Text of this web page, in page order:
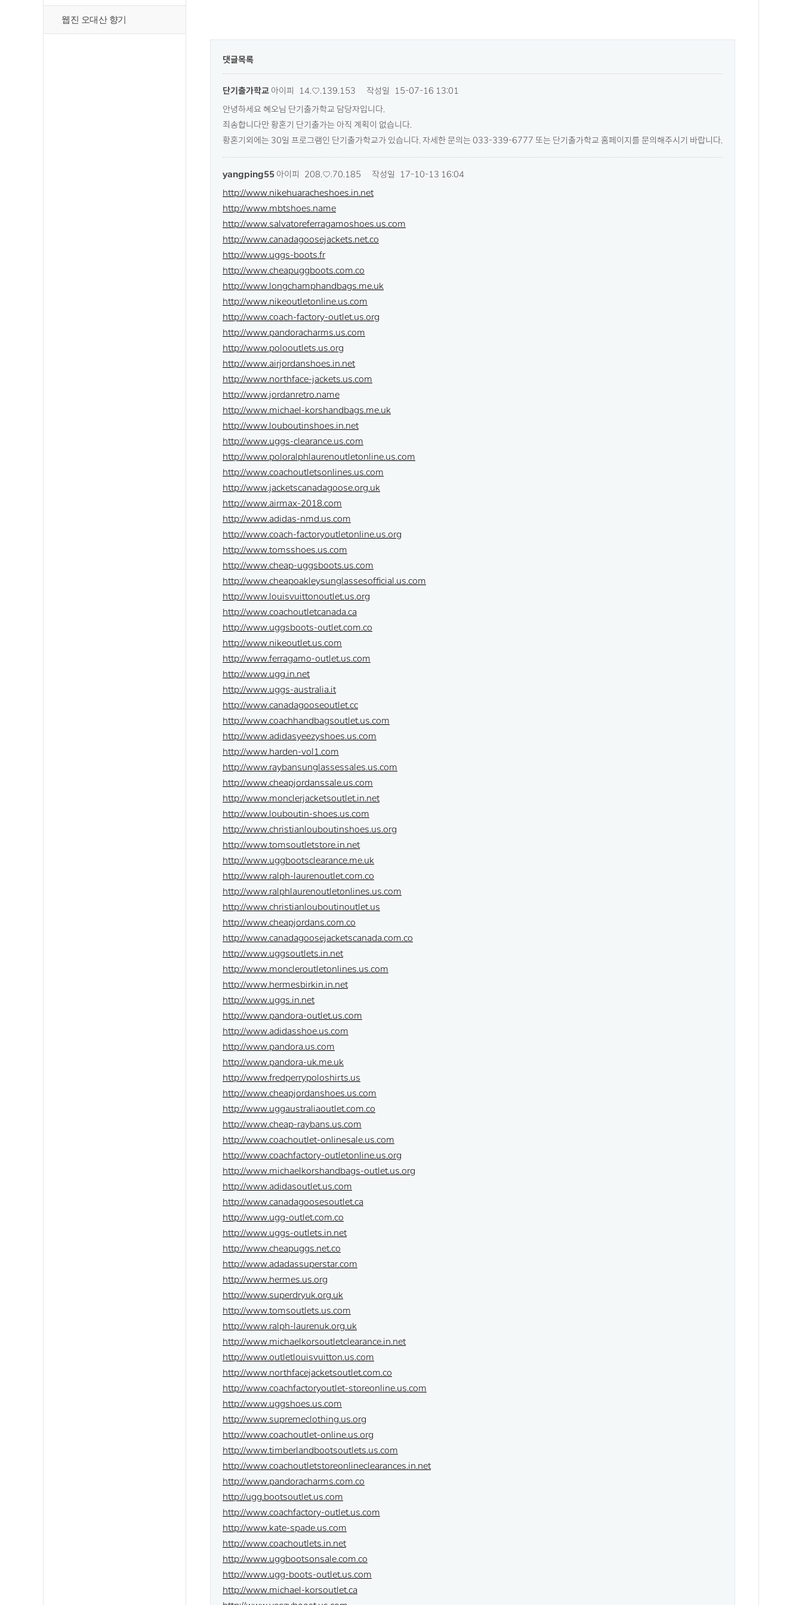
웹진 오대산 향기
댓글목록
단기출가학교 아이피 14.♡.139.153 작성일 15-07-16 13:01
안녕하세요 혜오님 단기출가학교 담당자입니다.
죄송합니다만 황혼기 단기출가는 아직 계획이 없습니다.
황혼기외에는 30일 프로그램인 단기출가학교가 있습니다. 자세한 문의는 033-339-6777 또는 단기출가학교 홈페이지를 문의해주시기 바랍니다.
yangping55 아이피 208.♡.70.185 작성일 17-10-13 16:04
http://www.nikehuaracheshoes.in.net
http://www.mbtshoes.name
http://www.salvatoreferragamoshoes.us.com
http://www.canadagoosejackets.net.co
http://www.uggs-boots.fr
http://www.cheapuggboots.com.co
http://www.longchamphandbags.me.uk
http://www.nikeoutletonline.us.com
http://www.coach-factory-outlet.us.org
http://www.pandoracharms.us.com
http://www.polooutlets.us.org
http://www.airjordanshoes.in.net
http://www.northface-jackets.us.com
http://www.jordanretro.name
http://www.michael-korshandbags.me.uk
http://www.louboutinshoes.in.net
http://www.uggs-clearance.us.com
http://www.poloralphlaurenoutletonline.us.com
http://www.coachoutletsonlines.us.com
http://www.jacketscanadagoose.org.uk
http://www.airmax-2018.com
http://www.adidas-nmd.us.com
http://www.coach-factoryoutletonline.us.org
http://www.tomsshoes.us.com
http://www.cheap-uggsboots.us.com
http://www.cheapoakleysunglassesofficial.us.com
http://www.louisvuittonoutlet.us.org
http://www.coachoutletcanada.ca
http://www.uggsboots-outlet.com.co
http://www.nikeoutlet.us.com
http://www.ferragamo-outlet.us.com
http://www.ugg.in.net
http://www.uggs-australia.it
http://www.canadagooseoutlet.cc
http://www.coachhandbagsoutlet.us.com
http://www.adidasyeezyshoes.us.com
http://www.harden-vol1.com
http://www.raybansunglassessales.us.com
http://www.cheapjordanssale.us.com
http://www.monclerjacketsoutlet.in.net
http://www.louboutin-shoes.us.com
http://www.christianlouboutinshoes.us.org
http://www.tomsoutletstore.in.net
http://www.uggbootsclearance.me.uk
http://www.ralph-laurenoutlet.com.co
http://www.ralphlaurenoutletonlines.us.com
http://www.christianlouboutinoutlet.us
http://www.cheapjordans.com.co
http://www.canadagoosejacketscanada.com.co
http://www.uggsoutlets.in.net
http://www.moncleroutletonlines.us.com
http://www.hermesbirkin.in.net
http://www.uggs.in.net
http://www.pandora-outlet.us.com
http://www.adidasshoe.us.com
http://www.pandora.us.com
http://www.pandora-uk.me.uk
http://www.fredperrypoloshirts.us
http://www.cheapjordanshoes.us.com
http://www.uggaustraliaoutlet.com.co
http://www.cheap-raybans.us.com
http://www.coachoutlet-onlinesale.us.com
http://www.coachfactory-outletonline.us.org
http://www.michaelkorshandbags-outlet.us.org
http://www.adidasoutlet.us.com
http://www.canadagoosesoutlet.ca
http://www.ugg-outlet.com.co
http://www.uggs-outlets.in.net
http://www.cheapuggs.net.co
http://www.adadassuperstar.com
http://www.hermes.us.org
http://www.superdryuk.org.uk
http://www.tomsoutlets.us.com
http://www.ralph-laurenuk.org.uk
http://www.michaelkorsoutletclearance.in.net
http://www.outletlouisvuitton.us.com
http://www.northfacejacketsoutlet.com.co
http://www.coachfactoryoutlet-storeonline.us.com
http://www.uggshoes.us.com
http://www.supremeclothing.us.org
http://www.coachoutlet-online.us.org
http://www.timberlandbootsoutlets.us.com
http://www.coachoutletstoreonlineclearances.in.net
http://www.pandoracharms.com.co
http://ugg.bootsoutlet.us.com
http://www.coachfactory-outlet.us.com
http://www.kate-spade.us.com
http://www.coachoutlets.in.net
http://www.uggbootsonsale.com.co
http://www.ugg-boots-outlet.us.com
http://www.michael-korsoutlet.ca